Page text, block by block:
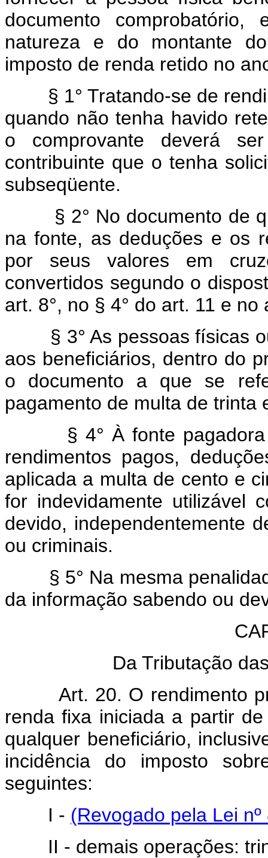
documento
natureza e do montante
imposto de renda retido no
§ 1° Tratando-se de
quando não tenha havido
o comprovante deverá
contribuinte que o tenha
subseqüente.
§ 2° No documento de
na fonte, as deduções e os
por seus valores em
convertidos segundo o
art. 8°, no § 4° do art. 11 e
§ 3° As pessoas físicas
aos beneficiários, dentro do
o documento a que se
pagamento de multa de trinta
§ 4° À fonte pagadora
rendimentos pagos,
aplicada a multa de cento e
for indevidamente utilizável
devido, independentemente
ou criminais.
§ 5° Na mesma
da informação sabendo ou
Da Tributação
Art. 20. O rendimento
renda fixa iniciada a partir
qualquer beneficiário,
incidência do imposto
seguintes:
I - (Revogado pela Lei
II - demais operações: